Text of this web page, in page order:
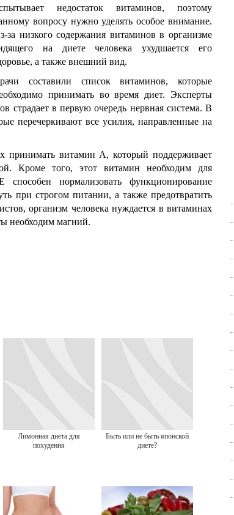
недостаток витаминов, поэтому
вопросу нужно уделять особое внимание.
за низкого содержания витаминов в организме
на диете человека ухудшается его
а также внешний вид.
составили список витаминов, которые
принимать во время диет. Эксперты
страдает в первую очередь нервная система. В
перечеркивают все усилия, направленные на
принимать витамин А, который поддерживает
Кроме того, этот витамин необходим для
нормализовать функционирование
при строгом питании, а также предотвратить
организм человека нуждается в витаминах
необходим магний.
Лимонная диета для
похудения
Быть или не быть японской
диете?